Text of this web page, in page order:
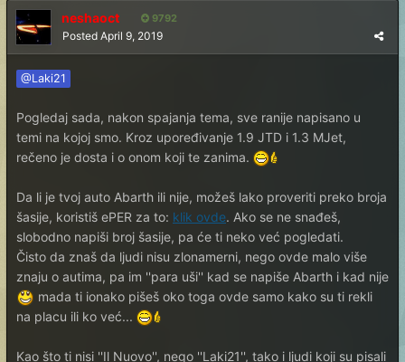
neshaoct 9792
Posted April 9, 2019
@Laki21
Pogledaj sada, nakon spajanja tema, sve ranije napisano u
temi na kojoj smo. Kroz upoređivanje 1.9 JTD i 1.3 MJet,
rečeno je dosta i o onom koji te zanima.
Da li je tvoj auto Abarth ili nije, možeš lako proveriti preko broja
šasije, koristiš ePER za to: klik ovde. Ako se ne snađeš,
slobodno napiši broj šasije, pa će ti neko već pogledati.
Čisto da znaš da ljudi nisu zlonamerni, nego ovde malo više
znaju o autima, pa im ''para uši'' kad se napiše Abarth i kad nije
mada ti ionako pišeš oko toga ovde samo kako su ti rekli
na placu ili ko već...
Kao što ti nisi ''Il Nuovo'', nego ''Laki21'', tako i ljudi koji su pisali